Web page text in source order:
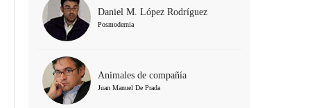
Daniel M. López Rodríguez
Posmodernia
Animales de compañía
Juan Manuel De Prada